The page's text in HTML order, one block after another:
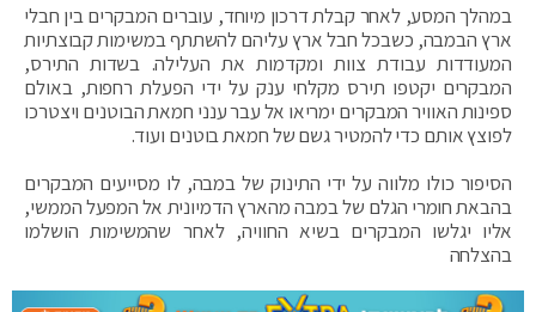
במהלך המסע, לאחר קבלת דרכון מיוחד, עוברים המבקרים בין חבלי
ארץ הבמבה, כשבכל חבל ארץ עליהם להשתתף במשימות קבוצתיות
המעודדות עבודת צוות ומקדמות את העלילה. בשדות התירס,
המבקרים יקטפו תירס מקלחי ענק על ידי הפעלת רחפות, באולם
ספינות האוויר המבקרים ימריאו אל עבר ענני חמאת הבוטנים ויצטרכו
לפוצץ אותם כדי להמטיר גשם של חמאת בוטנים ועוד.
הסיפור כולו מלווה על ידי התינוק של במבה, לו מסייעים המבקרים
בהבאת חומרי הגלם של במבה מהארץ הדמיונית אל המפעל הממשי,
אליו יגלשו המבקרים בשיא החוויה, לאחר שהמשימות הושלמו
בהצלחה